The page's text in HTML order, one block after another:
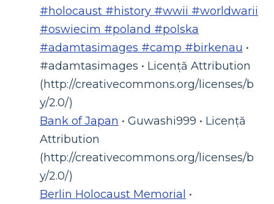
#holocaust #history #wwii #worldwarii
#oswiecim #poland #polska
#adamtasimages #camp #birkenau •
#adamtasimages • Licență Attribution
(http://creativecommons.org/licenses/b
y/2.0/)
Bank of Japan • Guwashi999 • Licență
Attribution
(http://creativecommons.org/licenses/b
y/2.0/)
Berlin Holocaust Memorial •